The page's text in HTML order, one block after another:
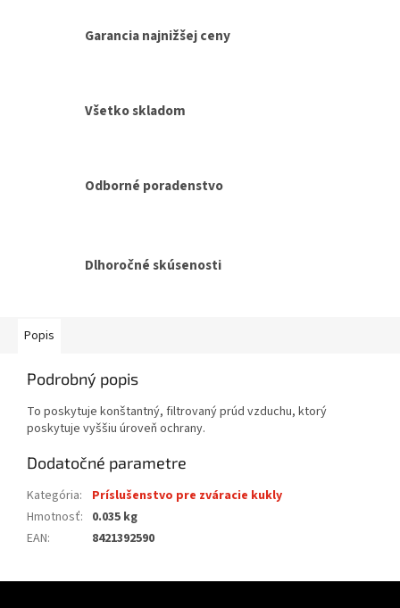
Garancia najnižšej ceny
Všetko skladom
Odborné poradenstvo
Dlhoročné skúsenosti
Popis
Podrobný popis
To poskytuje konštantný, filtrovaný prúd vzduchu, ktorý
poskytuje vyššiu úroveň ochrany.
Dodatočné parametre
Kategória:
Príslušenstvo pre zváracie kukly
Hmotnosť: 0.035 kg
EAN: 8421392590